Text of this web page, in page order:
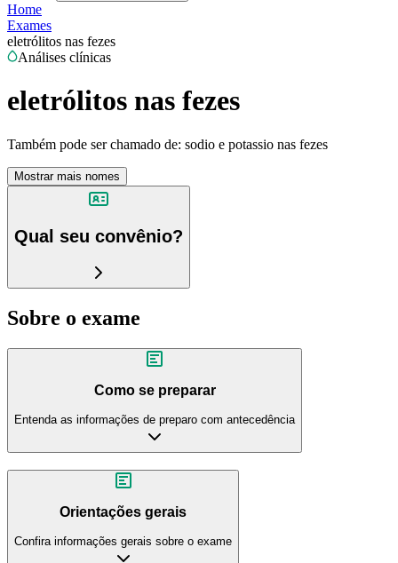
Home
Exames
eletrólitos nas fezes
Análises clínicas
eletrólitos nas fezes
Também pode ser chamado de: sodio e potassio nas fezes
Mostrar mais nomes
Qual seu convênio?
Sobre o exame
Como se preparar
Entenda as informações de preparo com antecedência
Orientações gerais
Confira informações gerais sobre o exame